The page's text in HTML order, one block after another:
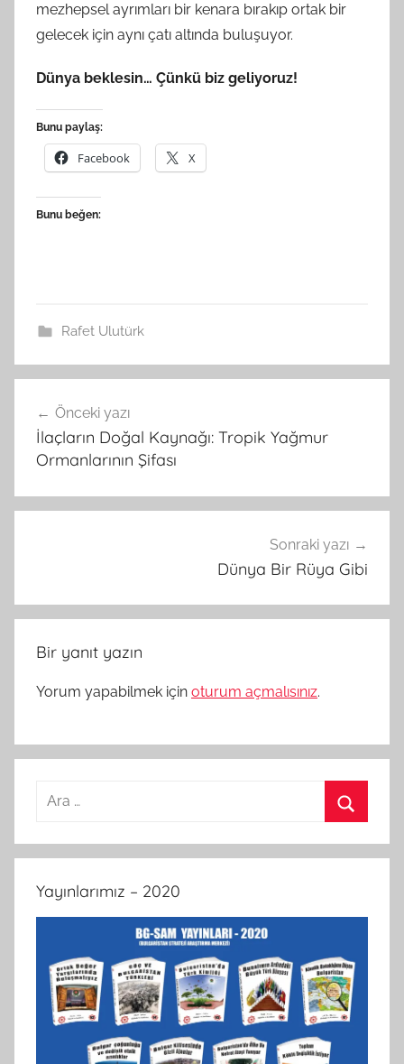
mezhepsel ayrımları bir kenara bırakıp ortak bir
gelecek için aynı çatı altında buluşuyor.
Dünya beklesin… Çünkü biz geliyoruz!
Bunu paylaş:
Facebook X
Bunu beğen:
Rafet Ulutürk
gezinmesi
Önceki yazı
İlaçların Doğal Kaynağı: Tropik Yağmur
Ormanlarının Şifası
Sonraki yazı
Dünya Bir Rüya Gibi
Bir yanıt yazın
Yorum yapabilmek için oturum açmalısınız.
Arama:
Yayınlarımız – 2020